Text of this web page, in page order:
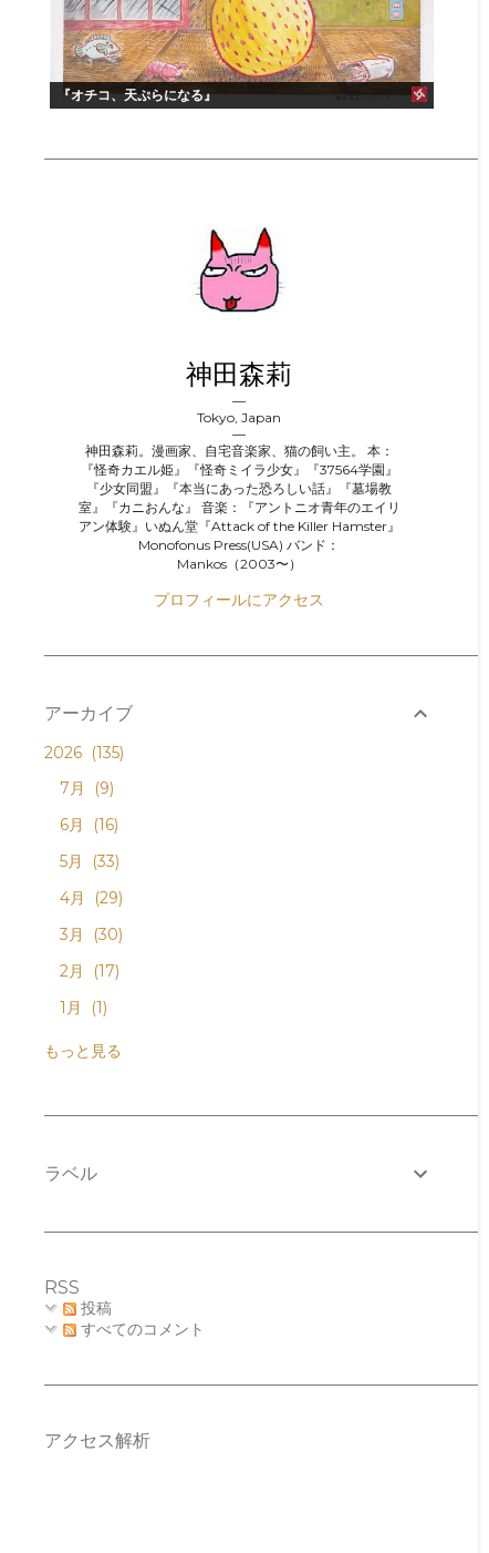
『オチコ、天ぷらになる』
神田森莉
Tokyo, Japan
神田森莉。漫画家、自宅音楽家、猫の飼い主。 本：
『怪奇カエル姫』『怪奇ミイラ少女』『37564学園』
『少女同盟』『本当にあった恐ろしい話』『墓場教
室』『カニおんな』 音楽：『アントニオ青年のエイリ
アン体験』いぬん堂『Attack of the Killer Hamster』
Monofonus Press(USA) バンド：
Mankos（2003〜）
プロフィールにアクセス
アーカイブ
2026
135
7月
9
6月
16
5月
33
4月
29
3月
30
2月
17
1月
1
2025 152
9月 4
3月 28
2月 25
12月 36
もっと見る
ラベル
RSS
投稿
すべてのコメント
アクセス解析